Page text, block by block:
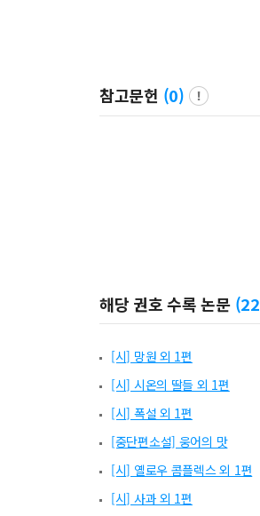
참고문헌 (0)
해당 권호 수록 논문 (22
[시] 망원 외 1편
[시] 시온의 딸들 외 1편
[시] 폭설 외 1편
[중단편소설] 웅어의 맛
[시] 옐로우 콤플렉스 외 1편
[시] 사과 외 1편